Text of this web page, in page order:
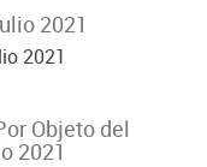
2021
2021
Objeto del
2021